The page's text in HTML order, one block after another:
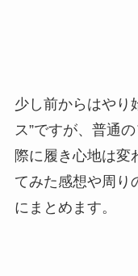
少し前からはやり
ス”ですが、普通
際に履き心地は変
てみた感想や周り
にまとめます。